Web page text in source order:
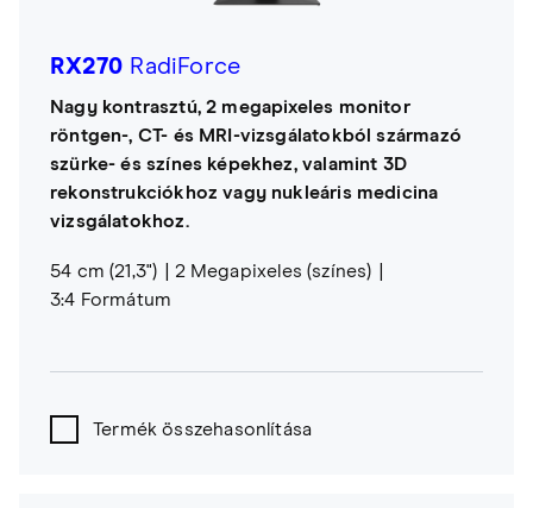
RX270 RadiForce
Nagy kontrasztú, 2 megapixeles monitor
röntgen-, CT- és MRI-vizsgálatokból származó
szürke- és színes képekhez, valamint 3D
rekonstrukciókhoz vagy nukleáris medicina
vizsgálatokhoz.
54 cm (21,3")
2 Megapixeles (színes)
3:4 Formátum
Termék összehasonlítása